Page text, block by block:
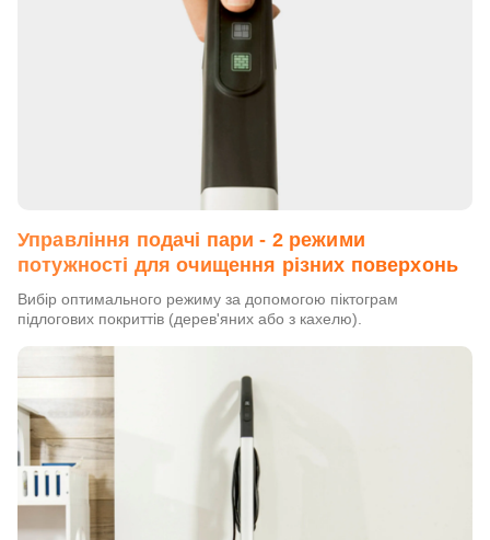
Управління подачі пари - 2 режими
потужності для очищення різних поверхонь
Вибір оптимального режиму за допомогою піктограм
підлогових покриттів (дерев'яних або з кахелю).